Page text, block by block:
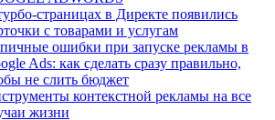
страницах в Директе появились
с товарами и услугам
ошибки при запуске рекламы в
Ads: как сделать сразу правильно,
не слить бюджет
контекстной рекламы на все
жизни